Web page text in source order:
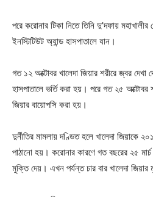
পরে করোনার টিকা নিতে তিনি দু’দফায়
ইনস্টিটিউট অ্যান্ড হাসপাতালে যান।
গত ১২ অক্টোবর খালেদা জিয়ার শরীরে জ্বর
হাসপাতালে ভর্তি করা হয়। পরে গত ২৫ অক্টোবর
জিয়ার বায়োপসি করা হয়।
দুর্নীতির মামলায় দণ্ডিত হলে খালেদা জিয়াকে
পাঠানো হয়। করোনার কারণে গত বছরের ২৫
মুক্তি দেয়। এখন পর্যন্ত চার বার খালেদা